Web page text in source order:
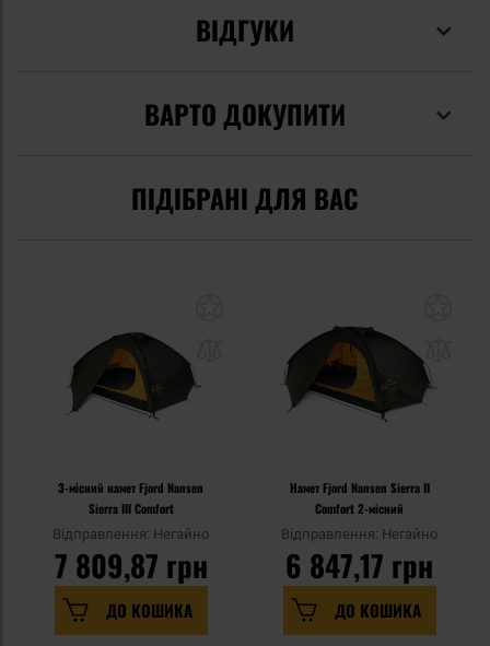
ВІДГУКИ
ВАРТО ДОКУПИТИ
ПІДІБРАНІ ДЛЯ ВАС
3-місний намет Fjord Nansen
Sierra III Comfort
Відправлення: Негайно
7 809,87 грн
ДО КОШИКА
Намет Fjord Nansen Sierra II
Comfort 2-місний
Відправлення: Негайно
6 847,17 грн
ДО КОШИКА